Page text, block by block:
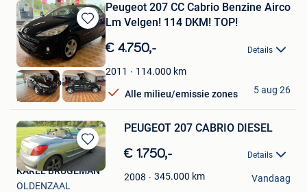
Bewaren
in
Mijn
Favorieten
Peugeot 207 CC Cabrio Benzine Airco
Lm Velgen! 114 DKM! TOP!
€ 4.750,- Details
2011 114.000 km
Alle milieu/emissie zones
Atlas Autos
Rekem
5 aug 26
Bewaren
in
Mijn
PEUGEOT 207 CABRIO DIESEL
€ 1.750,- Details
2008 345.000 km
KAREL BRUGEMAN
OLDENZAAL
Vandaag